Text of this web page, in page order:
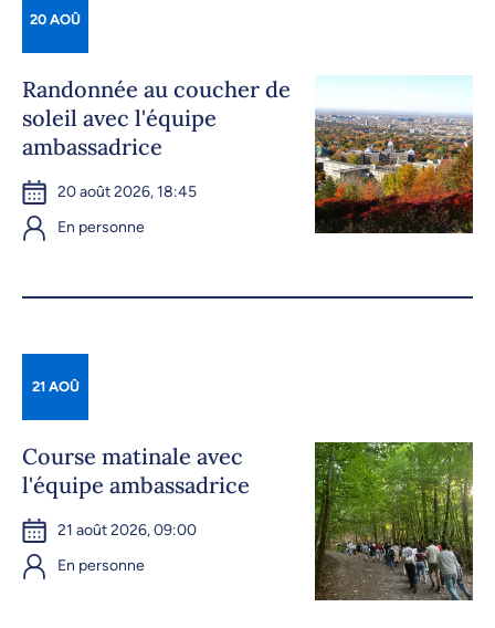
20 AOÛ
Randonnée au coucher de
soleil avec l'équipe
ambassadrice
20 août 2026, 18:45
En personne
21 AOÛ
Course matinale avec
l'équipe ambassadrice
21 août 2026, 09:00
En personne